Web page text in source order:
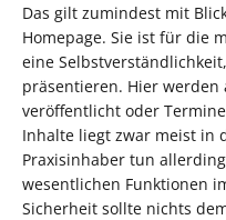
Das gilt zumindest mit
Homepage. Sie ist für die
eine
präsentieren. Hier
veröffentlicht oder
Inhalte liegt zwar meist in
Praxisinhaber tun
wesentlichen Funktionen
Sicherheit sollte nichts